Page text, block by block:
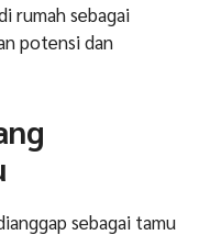
rumah sebagai
potensi dan
sebagai tamu